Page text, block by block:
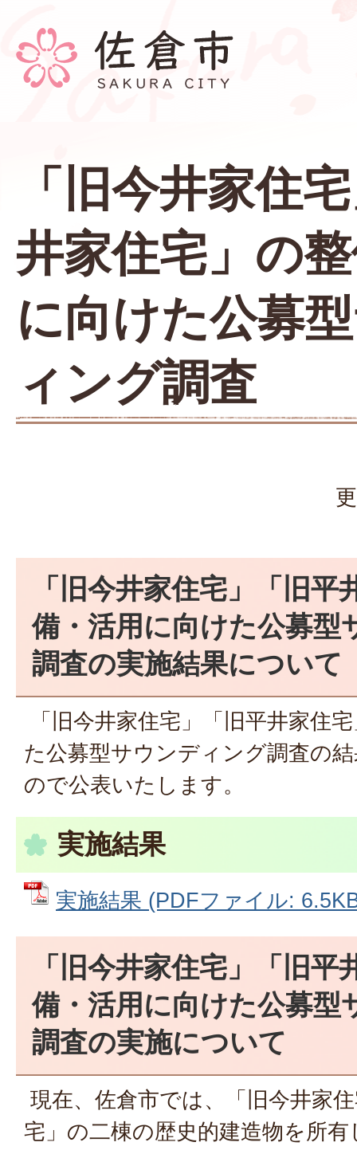
「旧今井家住
井家住宅」の
に向けた公募
ィング調査
「旧今井家住宅」「旧平
備・活用に向けた公募型
調査の実施結果について
「旧今井家住宅」「旧平井家住
た公募型サウンディング調査の
ので公表いたします。
実施結果
実施結果 (PDFファイル:
「旧今井家住宅」「旧平
備・活用に向けた公募型
調査の実施について
現在、佐倉市では、「旧今井家
宅」の二棟の歴史的建造物を所